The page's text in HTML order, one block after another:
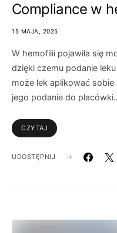
Compliance w
15 MAJA, 2025
W hemofilii pojawiła się
dzięki czemu podanie
może lek aplikować sobie
jego podanie do
CZYTAJ
UDOSTĘPNIJ